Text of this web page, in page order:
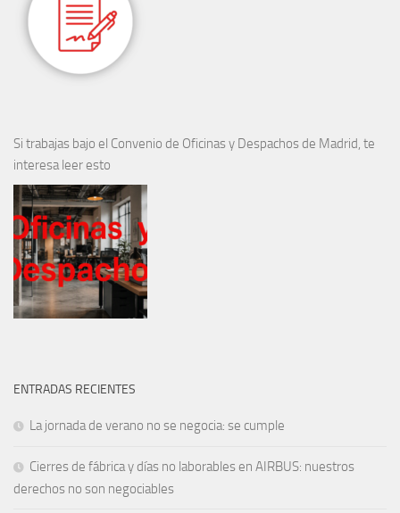
Si trabajas bajo el Convenio de Oficinas y Despachos de Madrid, te
interesa leer esto
ENTRADAS RECIENTES
La jornada de verano no se negocia: se cumple
Cierres de fábrica y días no laborables en AIRBUS: nuestros
derechos no son negociables